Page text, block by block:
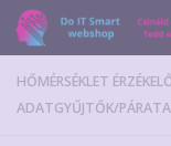
Skip to content
HŐMÉRSÉKLET
ADATGYŰJTŐK/